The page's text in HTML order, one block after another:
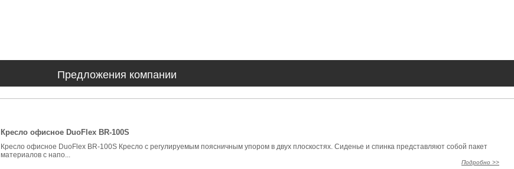
Предложения компании
Кресло офисное DuoFlex BR-100S
Кресло офисное DuoFlex BR-100S Кресло с регулируемым поясничным упором в двух плоскостях. Сиденье и спинка представляют собой пакет
материалов с напо...
Подробно >>